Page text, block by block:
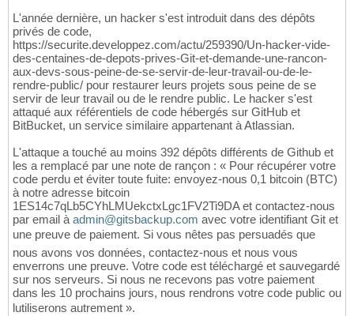
L'année dernière, un hacker s'est introduit dans des dépôts
privés de code,
https://securite.developpez.com/actu/259390/Un-hacker-vide-
des-centaines-de-depots-prives-Git-et-demande-une-rancon-
aux-devs-sous-peine-de-se-servir-de-leur-travail-ou-de-le-
rendre-public/ pour restaurer leurs projets sous peine de se
servir de leur travail ou de le rendre public. Le hacker s'est
attaqué aux référentiels de code hébergés sur GitHub et
BitBucket, un service similaire appartenant à Atlassian.
L'attaque a touché au moins 392 dépôts différents de Github et
les a remplacé par une note de rançon : « Pour récupérer votre
code perdu et éviter toute fuite: envoyez-nous 0,1 bitcoin (BTC)
à notre adresse bitcoin
1ES14c7qLb5CYhLMUekctxLgc1FV2Ti9DA et contactez-nous
par email à admin@gitsbackup.com avec votre identifiant Git et
une preuve de paiement. Si vous nêtes pas persuadés que
nous avons vos données, contactez-nous et nous vous
enverrons une preuve. Votre code est téléchargé et sauvegardé
sur nos serveurs. Si nous ne recevons pas votre paiement
dans les 10 prochains jours, nous rendrons votre code public ou
lutiliserons autrement ».